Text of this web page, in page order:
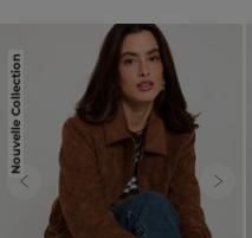
Nouvelle Collection
Previous Next